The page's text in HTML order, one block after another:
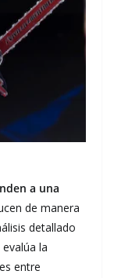
a una
de manera
detallado
la
entre